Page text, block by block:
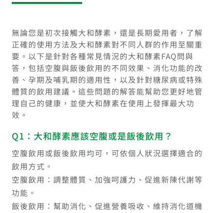
無論您是初次接觸大和酵素，還是長期愛用者，了解
正確的使用方法及大和酵素對不同人群的作用至關重
要。以下是針對各種常見情況的大和酵素FAQ問與
答，包括空腹與飯後飲用的不同效果、消化功能的改
善、孕期及哺乳期的適用性，以及針對糖尿病或特殊
體質的飲用建議。這些問題的解答能幫助您更好地管
理自己的健康，並使大和酵素在使用上發揮最大功
效。
Q1：大和酵素應該空腹或是飯後飲用？
空腹飲用或飯後飲用均可，可依個人狀況選擇適合的
飲用方式。
空腹飲用：調整體質、加強呵護力、促進新陳代謝等
功能。
飯後飲用：幫助消化、促進營養吸收、維持消化道機